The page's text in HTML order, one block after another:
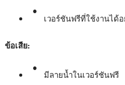
เวอร์ชันฟรีที่ใช้งานได้
ข้อเสีย:
มีลายน้ำในเวอร์ชันฟรี